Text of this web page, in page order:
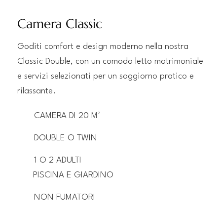
Camera Classic
Goditi comfort e design moderno nella nostra
Classic Double, con un comodo letto matrimoniale
e servizi selezionati per un soggiorno pratico e
rilassante.
CAMERA DI 20 M²
DOUBLE O TWIN
1 O 2 ADULTI
PISCINA E GIARDINO
NON FUMATORI